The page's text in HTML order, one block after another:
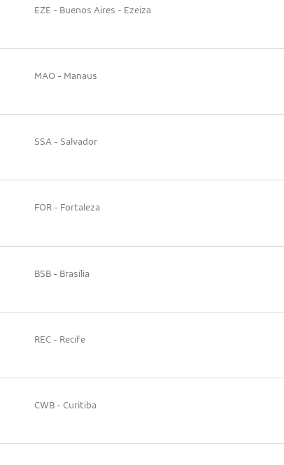
EZE - Buenos Aires - Ezeiza
MAO - Manaus
SSA - Salvador
FOR - Fortaleza
BSB - Brasília
REC - Recife
CWB - Curitiba